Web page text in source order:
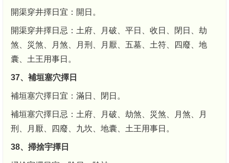
開渠穿井擇日宜：開日。
開渠穿井擇日忌：土府、月破、平日、收日、閉日、劫
煞、災煞、月煞、月刑、月厭、五墓、土符、四廢、地
囊、土王用事日。
37、補垣塞穴擇日
補垣塞穴擇日宜：滿日、閉日。
補垣塞穴擇日忌：土府、月破、劫煞、災煞、月煞、月
刑、月厭、四廢、九坎、地囊、土王用事日。
38、掃捨宇擇日